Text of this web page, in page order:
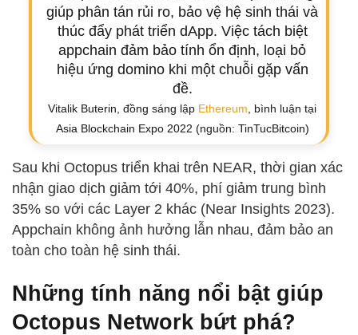
giúp phân tán rủi ro, bảo vệ hệ sinh thái và
thúc đẩy phát triển dApp. Việc tách biệt
appchain đảm bảo tính ổn định, loại bỏ
hiệu ứng domino khi một chuỗi gặp vấn
đề.
Vitalik Buterin, đồng sáng lập Ethereum, bình luận tại
Asia Blockchain Expo 2022 (nguồn: TinTucBitcoin)
Sau khi Octopus triển khai trên NEAR, thời gian xác
nhận giao dịch giảm tới 40%, phí giảm trung bình
35% so với các Layer 2 khác (Near Insights 2023).
Appchain không ảnh hưởng lẫn nhau, đảm bảo an
toàn cho toàn hệ sinh thái.
Những tính năng nổi bật giúp
Octopus Network bứt phá?